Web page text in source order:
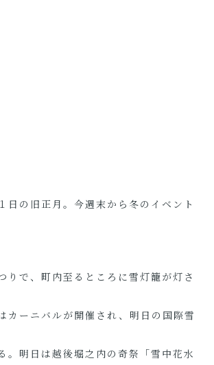
日の旧正月。今週末から冬のイベント
りで、町内至るところに雪灯籠が灯さ
カーニバルが開催され、明日の国際雪
。明日は越後堀之内の奇祭「雪中花水